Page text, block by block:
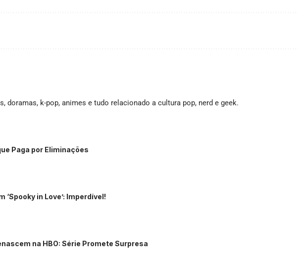
doramas, k-pop, animes e tudo relacionado a cultura pop, nerd e geek.
Paga por Eliminações
‘Spooky in Love’: Imperdível!
na HBO: Série Promete Surpresa